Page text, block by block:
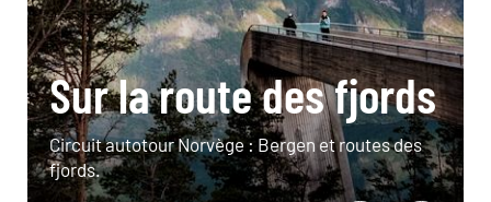
Sur la route des fjords
Circuit autotour Norvège : Bergen et routes des
fjords.